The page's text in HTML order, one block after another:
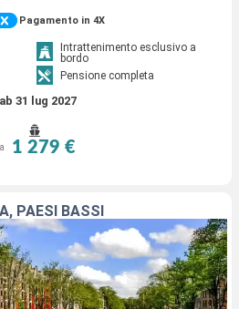
Pagamento in 4X
Intrattenimento esclusivo a
bordo
Pensione completa
31 lug 2027
1 279 €
PAESI BASSI